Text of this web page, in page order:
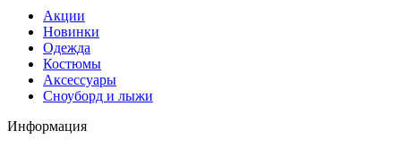
Акции
Новинки
Одежда
Костюмы
Аксессуары
Сноуборд и лыжи
Информация